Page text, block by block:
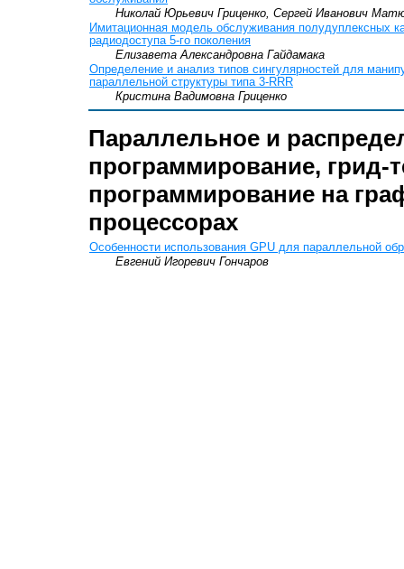
Николай Юрьевич Гриценко, Сергей Иванович
Имитационная модель обслуживания полудуплексных
радиодоступа 5-го поколения
Елизавета Александровна Гайдамака
Определение и анализ типов сингулярностей для
параллельной структуры типа 3-RRR
Кристина Вадимовна Гриценко
Параллельное и
программирование, грид-
программирование на
процессорах
Особенности использования GPU для параллельной
Евгений Игоревич Гончаров